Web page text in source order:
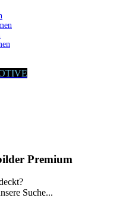
Premium
Suche...